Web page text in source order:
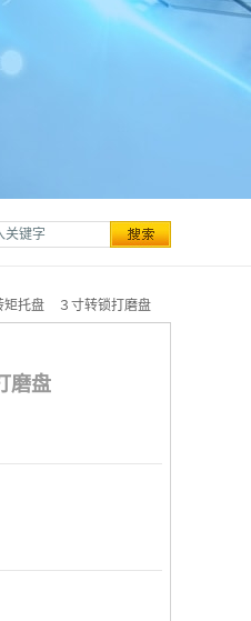
矩托盘 ３寸转锁打磨盘
磨盘